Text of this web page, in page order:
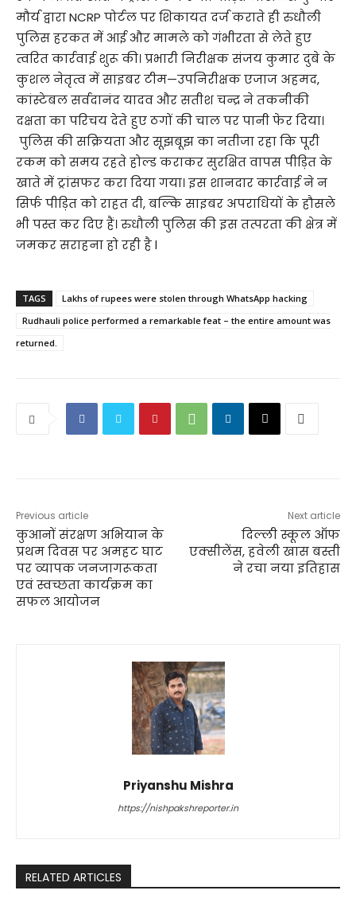
मौर्य द्वारा NCRP पोर्टल पर शिकायत दर्ज कराते ही रुधौली
पुलिस हरकत में आई और मामले को गंभीरता से लेते हुए
त्वरित कार्रवाई शुरू की। प्रभारी निरीक्षक संजय कुमार दुबे के
कुशल नेतृत्व में साइबर टीम—उपनिरीक्षक एजाज अहमद,
कांस्टेबल सर्वदानंद यादव और सतीश चन्द्र ने तकनीकी
दक्षता का परिचय देते हुए ठगों की चाल पर पानी फेर दिया।
पुलिस की सक्रियता और सूझबूझ का नतीजा रहा कि पूरी
रकम को समय रहते होल्ड कराकर सुरक्षित वापस पीड़ित के
खाते में ट्रांसफर करा दिया गया। इस शानदार कार्रवाई ने न
सिर्फ पीड़ित को राहत दी, बल्कि साइबर अपराधियों के हौसले
भी पस्त कर दिए हैं। रुधौली पुलिस की इस तत्परता की क्षेत्र में
जमकर सराहना हो रही है l
TAGS
Lakhs of rupees were stolen through WhatsApp hacking
Rudhauli police performed a remarkable feat – the entire amount was
returned.
Previous article
कुआनों संरक्षण अभियान के
प्रथम दिवस पर अमहट घाट
पर व्यापक जनजागरूकता
एवं स्वच्छता कार्यक्रम का
सफल आयोजन
Next article
दिल्ली स्कूल ऑफ
एक्सीलेंस, हवेली खास बस्ती
ने रचा नया इतिहास
Priyanshu Mishra
https://nishpakshreporter.in
RELATED ARTICLES